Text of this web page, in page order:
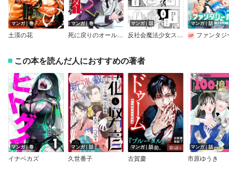
マンガ｜巻
土漠の花
マンガ｜巻
死に戻りのオールラウンダー 100回目の勇者パーティー追放で最強に至る
マンガ｜話
反社会魔法少女スミレ
マンガ｜話
ファンタジー銀河～何で宇宙にゴブリンやオークが居るんだ
この本を読んだ人におすすめの著者
マンガ｜巻
イナベカズ
マンガ｜話
久世番子
マンガ｜話
古賀慶
マンガ｜話
市原ゆうき